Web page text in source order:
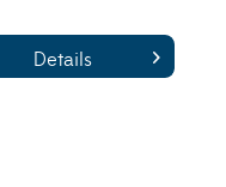
Details